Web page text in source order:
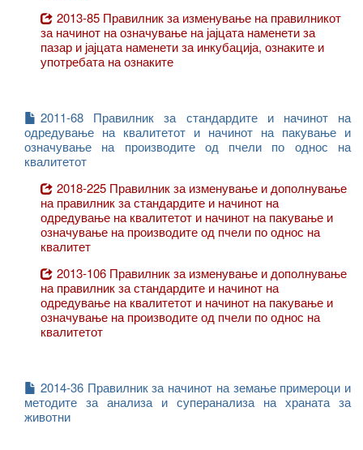
2013-85 Правилник за изменување на правилникот
за начинот на означување на јајцата наменети за
пазар и јајцата наменети за инкубација, ознаките и
употребата на ознаките
2011-68 Правилник за стандардите и начинот на
одредување на квалитетот и начинот на пакување и
означување на производите од пчели по однос на
квалитетот
2018-225 Правилник за изменување и дополнување
на правилник за стандардите и начинот на
одредување на квалитетот и начинот на пакување и
означување на производите од пчели по однос на
квалитет
2013-106 Правилник за изменување и дополнување
на правилник за стандардите и начинот на
одредување на квалитетот и начинот на пакување и
означување на производите од пчели по однос на
квалитетот
2014-36 Правилник за начинот на земање примероци и
методите за анализа и суперанализа на храната за
животни